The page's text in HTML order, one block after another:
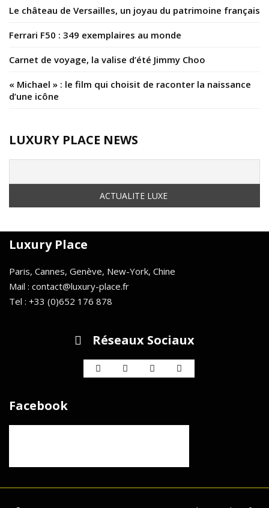
Le château de Versailles, un joyau du patrimoine français
Ferrari F50 : 349 exemplaires au monde
Carnet de voyage, la valise d’été Jimmy Choo
« Michael » : le film qui choisit de raconter la naissance
d’une icône
LUXURY PLACE NEWS
Luxury Place
Paris, Cannes, Genève, New-York, Chine
Mail : contact@luxury-place.fr
Tel : +33 (0)652 176 878
Réseaux Sociaux
Facebook